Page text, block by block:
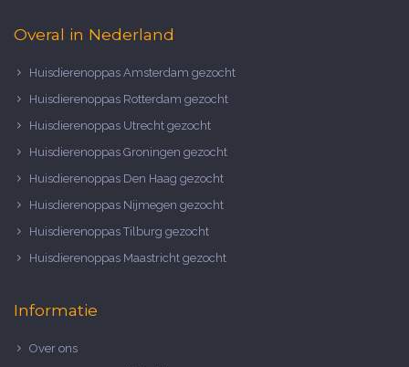
Overal in Nederland
Huisdierenoppas Amsterdam gezocht
Huisdierenoppas Rotterdam gezocht
Huisdierenoppas Utrecht gezocht
Huisdierenoppas Groningen gezocht
Huisdierenoppas Den Haag gezocht
Huisdierenoppas Nijmegen gezocht
Huisdierenoppas Tilburg gezocht
Huisdierenoppas Maastricht gezocht
Informatie
Over ons